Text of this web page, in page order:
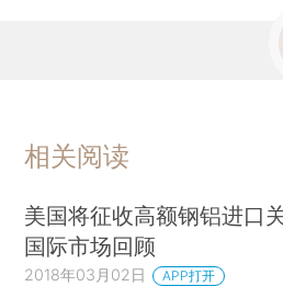
相关阅读
美国将征收高额钢铝进口
国际市场回顾
2018年03月02日 APP打开